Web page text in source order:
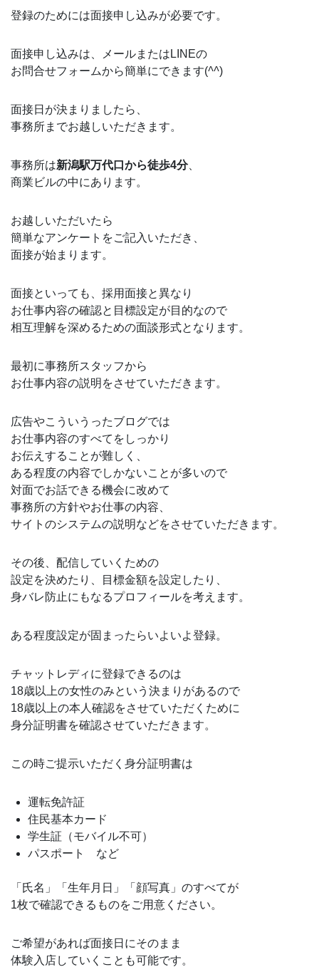
登録のためには面接申し込みが必要です。
面接申し込みは、メールまたはLINEの
お問合せフォームから簡単にできます(^^)
面接日が決まりましたら、
事務所までお越しいただきます。
事務所は新潟駅万代口から徒歩4分、
商業ビルの中にあります。
お越しいただいたら
簡単なアンケートをご記入いただき、
面接が始まります。
面接といっても、採用面接と異なり
お仕事内容の確認と目標設定が目的なので
相互理解を深めるための面談形式となります。
最初に事務所スタッフから
お仕事内容の説明をさせていただきます。
広告やこういうったブログでは
お仕事内容のすべてをしっかり
お伝えすることが難しく、
ある程度の内容でしかないことが多いので
対面でお話できる機会に改めて
事務所の方針やお仕事の内容、
サイトのシステムの説明などをさせていただきます。
その後、配信していくための
設定を決めたり、目標金額を設定したり、
身バレ防止にもなるプロフィールを考えます。
ある程度設定が固まったらいよいよ登録。
チャットレディに登録できるのは
18歳以上の女性のみという決まりがあるので
18歳以上の本人確認をさせていただくために
身分証明書を確認させていただきます。
この時ご提示いただく身分証明書は
運転免許証
住民基本カード
学生証（モバイル不可）
パスポート など
「氏名」「生年月日」「顔写真」のすべてが
1枚で確認できるものをご用意ください。
ご希望があれば面接日にそのまま
体験入店していくことも可能です。